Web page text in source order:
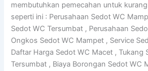
membutuhkan pemecahan untuk
seperti ini : Perusahaan Sedot WC
Sedot WC Tersumbat , Perusahaan
Ongkos Sedot WC Mampet , Service
Daftar Harga Sedot WC Macet , Tukang
Tersumbat , Biaya Borongan Sedot WC